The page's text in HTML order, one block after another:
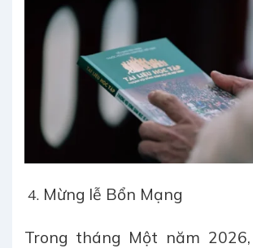
Mừng lễ Bổn Mạng
Trong tháng Một năm